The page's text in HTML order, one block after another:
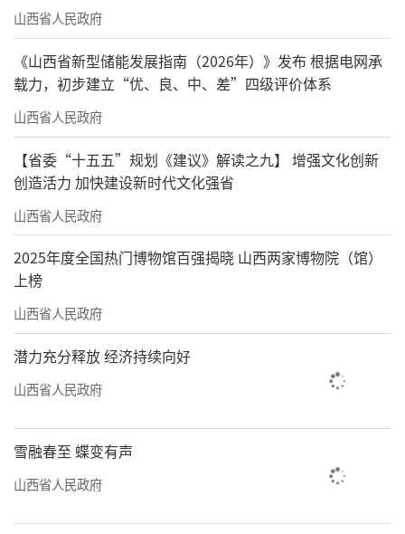
红嘴鸥。胡文晋摄
太原汾河景区四期风景如画。山西日报记者阮
山西省人民政府
《山西省新型储能发展指南（2026年）》发布 根据电网承
载力，初步建立“优、良、中、差”四级评价体系
山西省人民政府
【省委“十五五”规划《建议》解读之九】 增强文化创新
创造活力 加快建设新时代文化强省
山西省人民政府
2025年度全国热门博物馆百强揭晓 山西两家博物院（馆）
上榜
山西省人民政府
潜力充分释放 经济持续向好
山西省人民政府
雪融春至 蝶变有声
山西省人民政府